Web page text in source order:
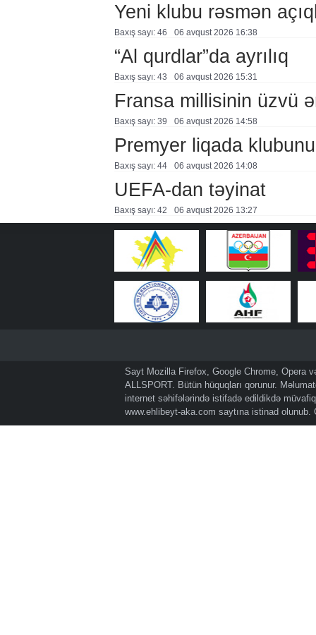
Yeni klubu rəsmən
Baxış sayı: 46 06 avqust 2026 16:38
“Al qurdlar”da ayrılıq
Baxış sayı: 43 06 avqust 2026 15:31
Fransa millisinin üzvü
Baxış sayı: 39 06 avqust 2026 14:58
Premyer liqada
Baxış sayı: 44 06 avqust 2026 14:08
UEFA-dan təyinat
Baxış sayı: 42 06 avqust 2026 13:27
Sayt Mozilla Firefox, Google Chrome, Opera
ALLSPORT. Bütün hüquqları qorunur.
internet səhifələrində istifadə edildikdə
www.ehlibeyt-aka.com saytına istinad olunub.